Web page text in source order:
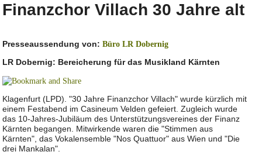
Finanzchor Villach 30 Jahre alt
Presseaussendung von:Büro LR Dobernig
LR Dobernig: Bereicherung für das Musikland Kärnten
Klagenfurt (LPD). "30 Jahre Finanzchor Villach" wurde kürzlich mit
einem Festabend im Casineum Velden gefeiert. Zugleich wurde
das 10-Jahres-Jubiläum des Unterstützungsvereines der Finanz
Kärnten begangen. Mitwirkende waren die "Stimmen aus
Kärnten", das Vokalensemble "Nos Quattuor" aus Wien und "Die
drei Mankalan".